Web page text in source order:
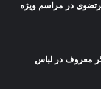
در مراسم ویژه
معروف در لباس